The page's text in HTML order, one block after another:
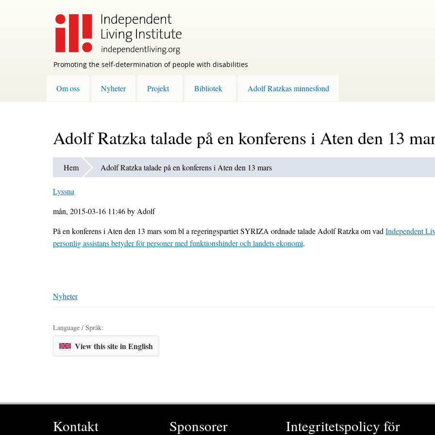
Promoting the self-determination of people with disabilities
Om oss Nyheter Projekt Bibliotek Adolf Ratzkas minnesfond
Adolf Ratzka talade på en konferens i Aten den 13
Hem Adolf Ratzka talade på en konferens i Aten den 13 mars
Lyssna
mån, 2015-03-16 11:46 by Adolf
På en konferens i Aten den 13 mars som bl a regeringspartiet SYRIZA ordnade talade Adolf Ratzka om vadIndependent
personlig assistans betyder för personer med funktionshinder och landets ekonomi.
Nyheter
Language / Språk:
View this site in English
Kontakt Sponsorer Integritetspolicy för